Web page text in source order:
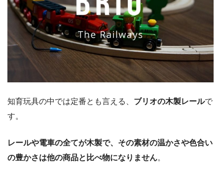
知育玩具の中では定番とも言える、 ブリオの木製レールで
す。
レールや電車の全てが木製で、その素材の温かさや色合い
の豊かさは他の商品と比べ物になりません。